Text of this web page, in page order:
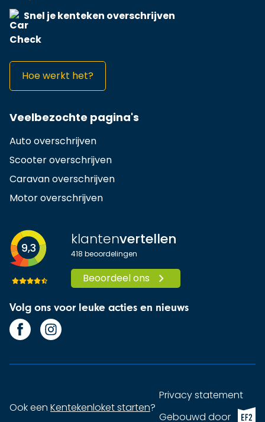
Snel je kenteken overschrijven
Hoe werkt het?
Veelbezochte pagina's
Auto overschrijven
Scooter overschrijven
Caravan overschrijven
Motor overschrijven
9,3 klantenvertellen
418 beoordelingen
Beoordeel ons
Volg ons voor leuke acties en nieuws
Ook een Kentekenloket starten?
Privacy statement
Gebouwd doorEF2